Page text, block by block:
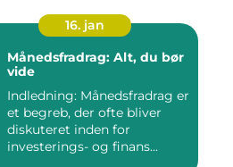
16. jan
Månedsfradrag: Alt, du bør
vide
Indledning: Månedsfradrag er
et begreb, der ofte bliver
diskuteret inden for
investerings- og finans...